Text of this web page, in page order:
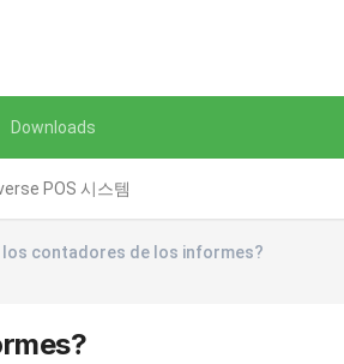
POS 시스템
Downloads
los contadores de los informes?